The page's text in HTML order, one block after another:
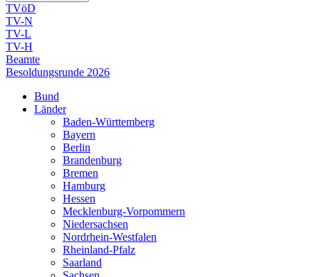
TVöD
TV-N
TV-L
TV-H
Beamte
Besoldungsrunde 2026
Bund
Länder
Baden-Württemberg
Bayern
Berlin
Brandenburg
Bremen
Hamburg
Hessen
Mecklenburg-Vorpommern
Niedersachsen
Nordrhein-Westfalen
Rheinland-Pfalz
Saarland